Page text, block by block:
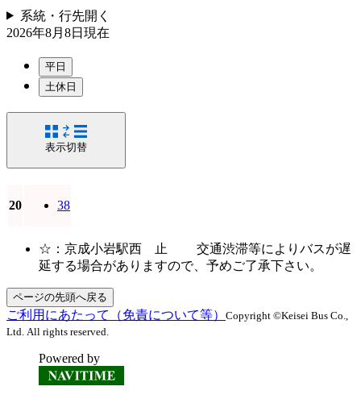
系統・行先開く
2026年8月8日 現在
平日
土休日
表示切替
20 38
☆：京成小岩駅西 止 交通渋滞等によりバスが遅
延する場合がありますので、予めご了承下さい。
ページの先頭へ戻る
ご利用にあたって（免責について等） Copyright ©Keisei Bus Co.,
Ltd. All rights reserved.
Powered by